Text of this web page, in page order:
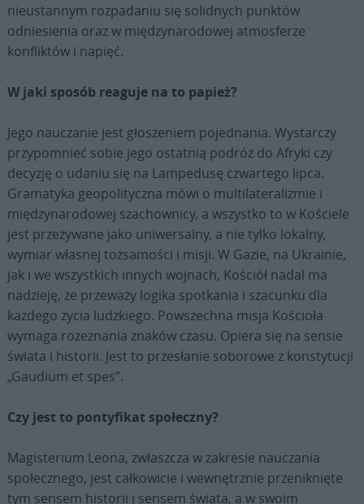
nieustannym rozpadaniu się solidnych punktów
odniesienia oraz w międzynarodowej atmosferze
konfliktów i napięć.
W jaki sposób reaguje na to papież?
Jego nauczanie jest głoszeniem pojednania. Wystarczy
przypomnieć sobie jego ostatnią podróż do Afryki czy
decyzję o udaniu się na Lampedusę czwartego lipca.
Gramatyka geopolityczna mówi o multilateralizmie i
międzynarodowej szachownicy, a wszystko to w Kościele
jest przeżywane jako uniwersalny, a nie tylko lokalny,
wymiar własnej tożsamości i misji. W Gazie, na Ukrainie,
jak i we wszystkich innych wojnach, Kościół nadal ma
nadzieję, że przeważy logika spotkania i szacunku dla
każdego życia ludzkiego. Powszechna misja Kościoła
wymaga rozeznania znaków czasu. Opiera się na sensie
świata i historii. Jest to przesłanie soborowe z konstytucji
„Gaudium et spes”.
Czy jest to pontyfikat społeczny?
Magisterium Leona, zwłaszcza w zakresie nauczania
społecznego, jest całkowicie i wewnętrznie przeniknięte
tym sensem historii i sensem świata, a w swoim